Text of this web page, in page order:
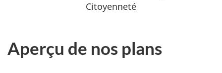
Citoyenneté
Aperçu de nos plans